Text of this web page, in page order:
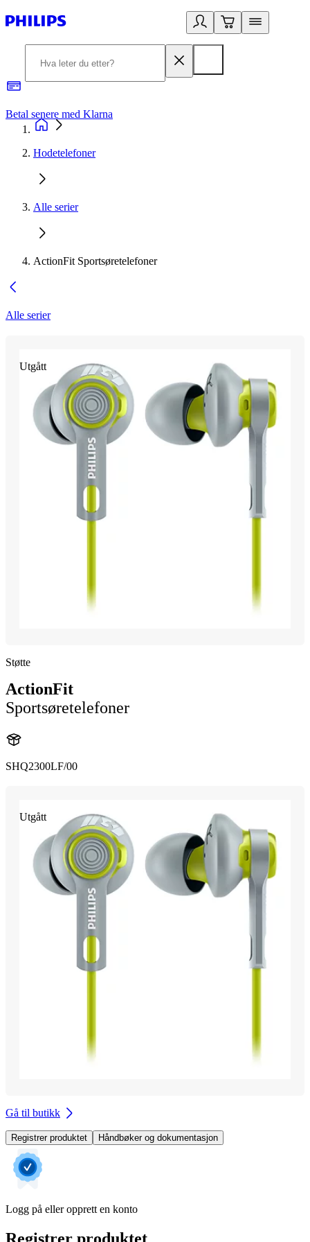
Betal senere med Klarna
Hodetelefoner
Alle serier
ActionFit Sportsøretelefoner
Alle serier
Utgått
Støtte
ActionFit
Sportsøretelefoner
SHQ2300LF/00
Utgått
Gå til butikk
Registrer produktet Håndbøker og dokumentasjon
Logg på eller opprett en konto
Registrer produktet